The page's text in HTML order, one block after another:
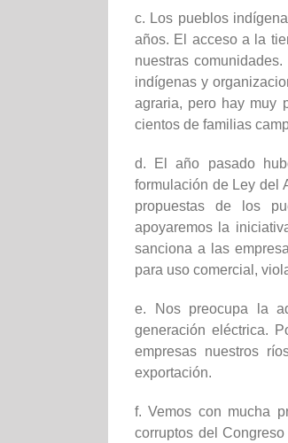
c. Los pueblos
años. El acceso a la
nuestras
indígenas y
agraria, pero hay muy
cientos de familias
d. El año pasado
formulación de Ley del
propuestas de los
apoyaremos la
sanciona a las
para uso comercial,
e. Nos preocupa la
generación eléctrica.
empresas nuestros
exportación.
f. Vemos con mucha
corruptos del